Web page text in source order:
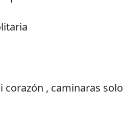
corazón , caminaras solo